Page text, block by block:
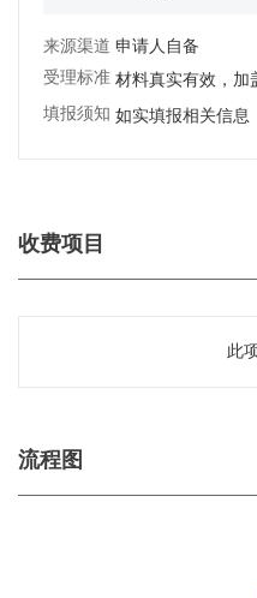
来源渠道：申请人自备
受理标准：材料真实有效，加
填报须知：如实填报相关信息
收费项目
此
流程图